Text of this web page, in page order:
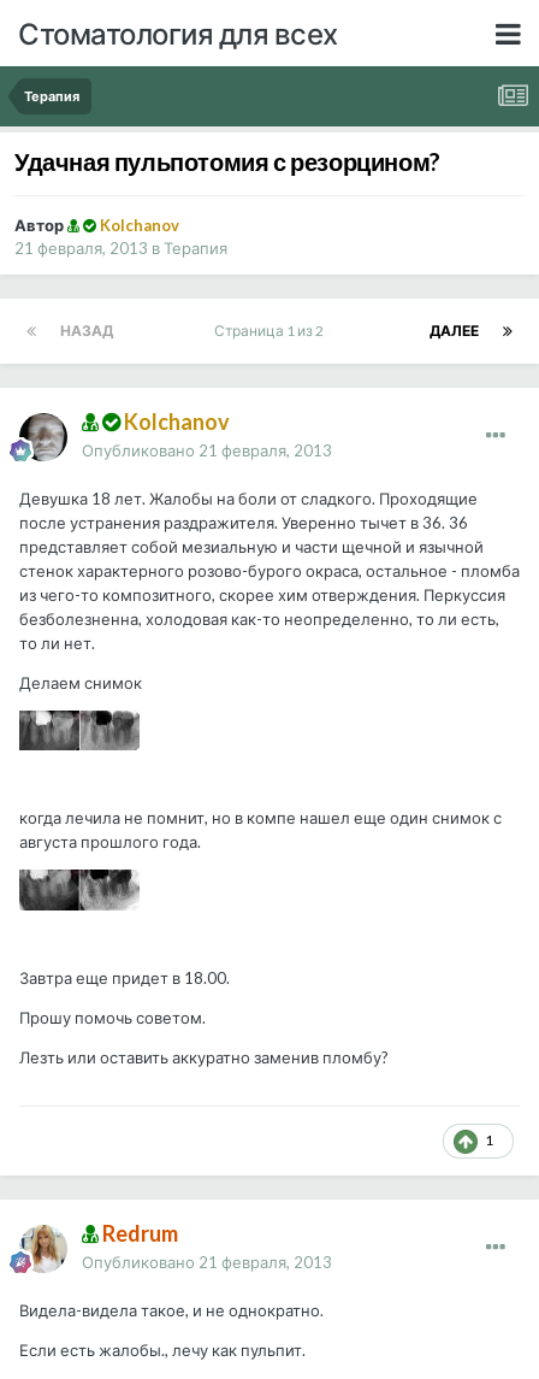
Стоматология для всех
Терапия
Удачная пульпотомия с резорцином?
Автор
Kolchanov
21 февраля, 2013 вТерапия
НАЗАД ДАЛЕЕ
Страница 1 из 2
Kolchanov
Опубликовано 21 февраля, 2013
Девушка 18 лет. Жалобы на боли от сладкого. Проходящие
после устранения раздражителя. Уверенно тычет в 36. 36
представляет собой мезиальную и части щечной и язычной
стенок характерного розово-бурого окраса, остальное - пломба
из чего-то композитного, скорее хим отверждения. Перкуссия
безболезненна, холодовая как-то неопределенно, то ли есть,
то ли нет.
Делаем снимок
когда лечила не помнит, но в компе нашел еще один снимок с
августа прошлого года.
Завтра еще придет в 18.00.
Прошу помочь советом.
Лезть или оставить аккуратно заменив пломбу?
1
Redrum
Опубликовано 21 февраля, 2013
Видела-видела такое, и не однократно.
Если есть жалобы., лечу как пульпит.